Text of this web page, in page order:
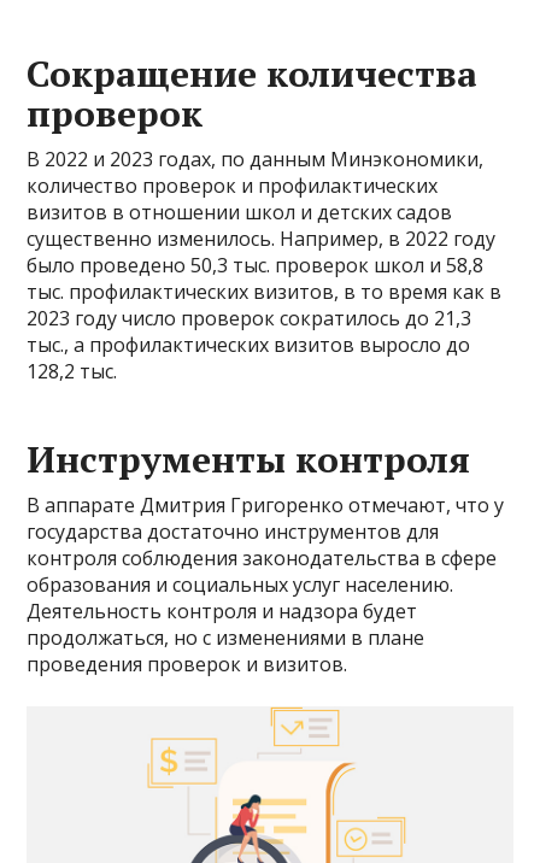
Сокращение количества
проверок
В 2022 и 2023 годах, по данным Минэкономики,
количество проверок и профилактических
визитов в отношении школ и детских садов
существенно изменилось. Например, в 2022 году
было проведено 50,3 тыс. проверок школ и 58,8
тыс. профилактических визитов, в то время как в
2023 году число проверок сократилось до 21,3
тыс., а профилактических визитов выросло до
128,2 тыс.
Инструменты контроля
В аппарате Дмитрия Григоренко отмечают, что у
государства достаточно инструментов для
контроля соблюдения законодательства в сфере
образования и социальных услуг населению.
Деятельность контроля и надзора будет
продолжаться, но с изменениями в плане
проведения проверок и визитов.